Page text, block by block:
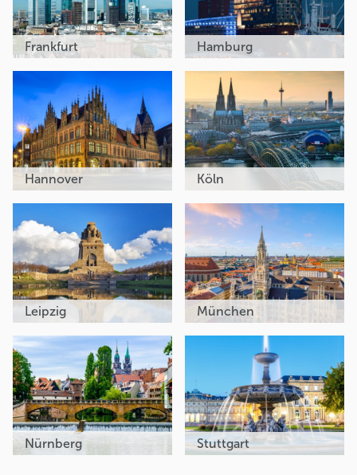
Frankfurt Hamburg
Hannover Köln
Leipzig München
Nürnberg Stuttgart